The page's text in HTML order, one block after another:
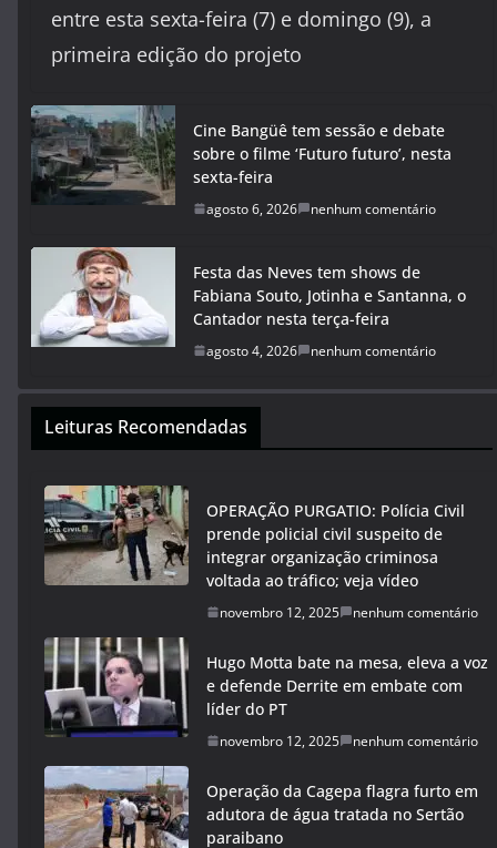
entre esta sexta-feira (7) e domingo (9), a
primeira edição do projeto
Cine Bangüê tem sessão e debate
sobre o filme ‘Futuro futuro’, nesta
sexta-feira
agosto 6, 2026 nenhum comentário
Festa das Neves tem shows de
Fabiana Souto, Jotinha e Santanna, o
Cantador nesta terça-feira
agosto 4, 2026 nenhum comentário
Leituras Recomendadas
OPERAÇÃO PURGATIO: Polícia Civil
prende policial civil suspeito de
integrar organização criminosa
voltada ao tráfico; veja vídeo
novembro 12, 2025 nenhum comentário
Hugo Motta bate na mesa, eleva a voz
e defende Derrite em embate com
líder do PT
novembro 12, 2025 nenhum comentário
Operação da Cagepa flagra furto em
adutora de água tratada no Sertão
paraibano